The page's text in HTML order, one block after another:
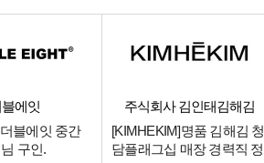
에잇
블에잇 중간
구인.
주식회사 김인태김해김
[KIMHEKIM]명품 김해김 청
담플래그십 매장 경력직 정